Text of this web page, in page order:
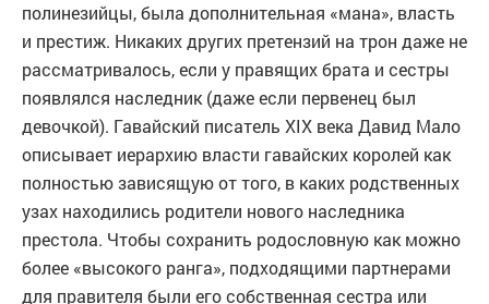
полинезийцы, была дополнительная «мана», власть
и престиж. Никаких других претензий на трон даже не
рассматривалось, если у правящих брата и сестры
появлялся наследник (даже если первенец был
девочкой). Гавайский писатель XIX века Давид Мало
описывает иерархию власти гавайских королей как
полностью зависящую от того, в каких родственных
узах находились родители нового наследника
престола. Чтобы сохранить родословную как можно
более «высокого ранга», подходящими партнерами
для правителя были его собственная сестра или